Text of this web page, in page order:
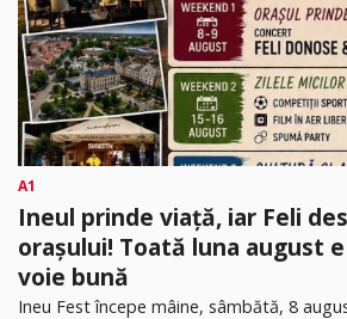
A1
Ineul prinde viață, iar Feli
orașului! Toată luna august
voie bună
Ineu Fest începe mâine, sâmbătă, 8